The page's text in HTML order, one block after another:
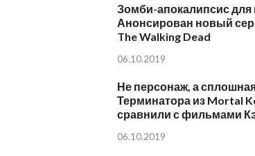
Зомби-апокалипсис для
Анонсирован новый
The Walking Dead
06.10.2019
Не персонаж, а
Терминатора из Mortal
сравнили с фильмами
06.10.2019